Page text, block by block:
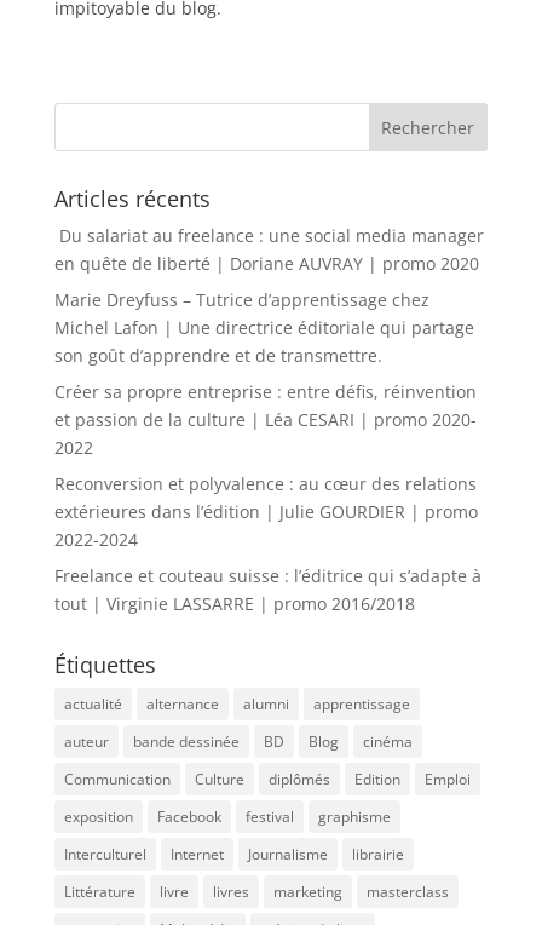
impitoyable du blog.
Articles récents
Du salariat au freelance : une social media manager
en quête de liberté | Doriane AUVRAY | promo 2020
Marie Dreyfuss – Tutrice d’apprentissage chez
Michel Lafon | Une directrice éditoriale qui partage
son goût d’apprendre et de transmettre.
Créer sa propre entreprise : entre défis, réinvention
et passion de la culture | Léa CESARI | promo 2020-
2022
Reconversion et polyvalence : au cœur des relations
extérieures dans l’édition | Julie GOURDIER | promo
2022-2024
Freelance et couteau suisse : l’éditrice qui s’adapte à
tout | Virginie LASSARRE | promo 2016/2018
Étiquettes
actualité alternance alumni
apprentissage
auteur
bande dessinée BD Blog
cinéma
Communication
Culture diplômés Edition
Emploi
exposition
Facebook festival
graphisme
Interculturel
Internet Journalisme
librairie
Littérature
livre livres marketing
masterclass